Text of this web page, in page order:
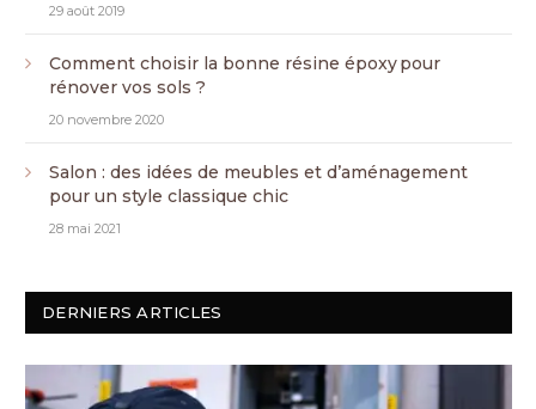
29 août 2019
Comment choisir la bonne résine époxy pour
rénover vos sols ?
20 novembre 2020
Salon : des idées de meubles et d’aménagement
pour un style classique chic
28 mai 2021
DERNIERS ARTICLES